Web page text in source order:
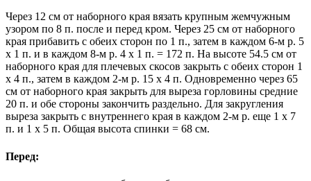
Через 12 см от наборного края вязать крупным жемчужным
узором по 8 п. после и перед кром. Через 25 см от наборного
края прибавить с обеих сторон по 1 п., затем в каждом 6-м р. 5
х 1 п. и в каждом 8-м р. 4 х 1 п. = 172 п. На высоте 54.5 см от
наборного края для плечевых скосов закрыть с обеих сторон 1
х 4 п., затем в каждом 2-м p. 15 х 4 п. Одновременно через 65
см от наборного края закрыть для выреза горловины средние
20 п. и обе стороны закончить раздельно. Для закругления
выреза закрыть с внутреннего края в каждом 2-м р. еще 1 х 7
п. и 1 х 5 п. Общая высота спинки = 68 см.
Перед: